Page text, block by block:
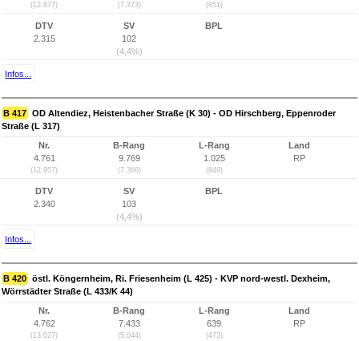
(12.877) (7.373) (851)
DTV
2.315
SV
102
(4,4%)
BPL
Infos...
B 417 OD Altendiez, Heistenbacher Straße (K 30) - OD Hirschberg, Eppenroder
Straße (L 317)
Nr.
4.761
(12.957)
B-Rang
9.769
(7.366)
L-Rang
1.025
(849)
Land
RP
DTV
2.340
SV
103
(4,4%)
BPL
Infos...
B 420 östl. Köngernheim, Ri. Friesenheim (L 425) - KVP nord-westl. Dexheim,
Wörrstädter Straße (L 433/K 44)
Nr.
4.762
(13.027)
B-Rang
7.433
(5.044)
L-Rang
639
(473)
Land
RP